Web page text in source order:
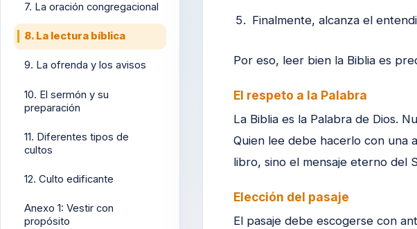
7. La oración congregacional
8. La lectura bíblica
9. La ofrenda y los avisos
10. El sermón y su
preparación
11. Diferentes tipos de
cultos
12. Culto edificante
Anexo 1: Vestir con
propósito
Finalmente, alcanza el
Por eso, leer bien la Biblia es
El respeto a la Palabra
La Biblia es la Palabra de Dios.
Quien lee debe hacerlo con una
libro, sino el mensaje eterno del
Elección del pasaje
El pasaje debe escogerse con